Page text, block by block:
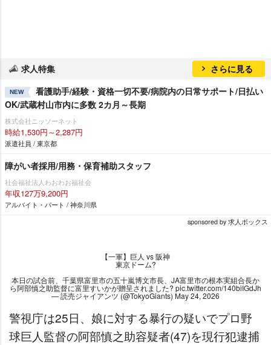
求人特集 さらに見る
NEW
看護助手/経験・資格一切不要/病院内の日常サポート/日払い
OK/武蔵村山市内に多数 2カ月～長期
株式会社ニッソーネット
時給1,530円～2,287円
派遣社員 / 東京都
障がい者採用/用務・保育補助スタッフ
社会福祉法人わおわお福祉会
年収127万9,200円
アルバイト・パート / 神奈川県
sponsored by 求人ボックス
【一軍】巨人 vs 阪神
東京ドーム?
本日の試合前、千葉県富里市の五十嵐博文市長、JA富里市の根本実組合長か
ら阿部慎之助監督に富里すいかが贈呈されました? pic.twitter.com/140biIGdJh
— 読売ジャイアンツ (@TokyoGiants) May 24, 2026
警視庁は25日、娘に対する暴行の疑いでプロ野
球巨人監督の阿部慎之助容疑者(47)を現行犯逮捕